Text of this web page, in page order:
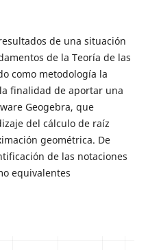
de una situación
de la Teoría de las
como metodología la
finalidad de aportar una
Geogebra, que
del cálculo de raíz
geométrica. De
de las notaciones
equivalentes